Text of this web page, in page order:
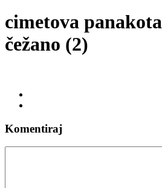
cimetova
čežano (2)
Komentiraj